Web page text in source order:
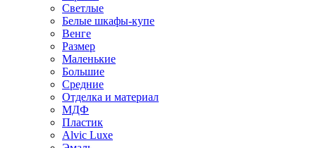
Светлые
Белые шкафы-купе
Венге
Размер
Маленькие
Большие
Средние
Отделка и материал
МДФ
Пластик
Alvic Luxe